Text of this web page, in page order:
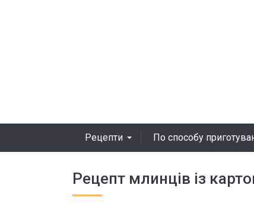
Рецепти По способу
Рецепт млинців із